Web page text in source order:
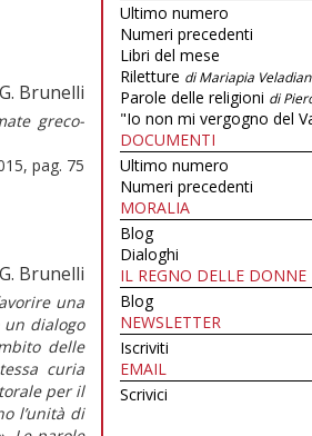
G. Brunelli
greco-
pag. 75
G. Brunelli
una
un dialogo
delle
curia
per il
l’unità di
Ultimo numero
Numeri precedenti
Libri del mese
Riletture di Mariapia
Parole delle religioni di
"Io non mi vergogno del
DOCUMENTI
Ultimo numero
Numeri precedenti
MORALIA
Blog
Dialoghi
IL REGNO DELLE DONNE
Blog
NEWSLETTER
Iscriviti
EMAIL
Scrivici